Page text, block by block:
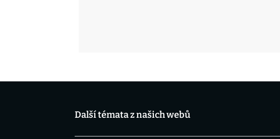
Další témata z našich webů